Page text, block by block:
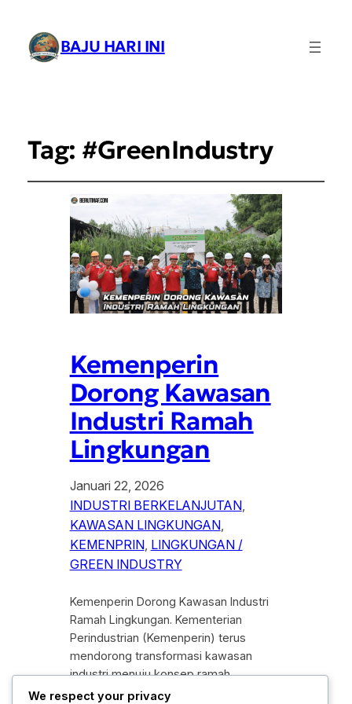
BAJU HARI INI
Tag: #GreenIndustry
Kemenperin
Dorong Kawasan
Industri Ramah
Lingkungan
Januari 22, 2026
INDUSTRI BERKELANJUTAN
KAWASAN LINGKUNGAN
KEMENPRIN, LINGKUNGAN /
GREEN INDUSTRY
Kemenperin Dorong Kawasan Industri
Ramah Lingkungan. Kementerian
Perindustrian (Kemenperin) terus
mendorong transformasi kawasan
industri menuju konsep ramah
lingkungan sebagai bagian dari strategi
We respect your privacy